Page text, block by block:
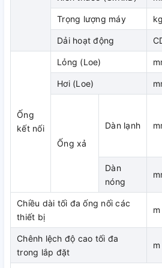
Daikin FBFC100DVM9/
nghệ inverter tiên tiến nhất hiện nay
điện năng hơn 50% so với máy điều
giúp máy vận hành êm ái và duy trì
đến cảm giác thoải mái dễ chịu hơn
Bơm nước ngưng
mọi địa hình
Với việc sử dụng bơm nước xả DC
Trọng lượng máy kg
Dải hoạt động
Ống
kết nối
Lỏng (Loe)
Hơi (Loe)
Ống xả
Dàn lạnh
Dàn
nóng
Chiều dài tối đa ống nối các
thiết bị
m
Chênh lệch độ cao tối đa
trong lắp đặt
m